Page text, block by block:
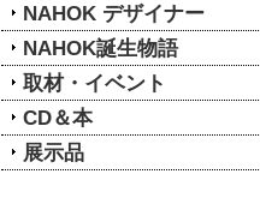
NAHOK デザイナー
NAHOK誕生物語
取材・イベント
CD＆本
展示品